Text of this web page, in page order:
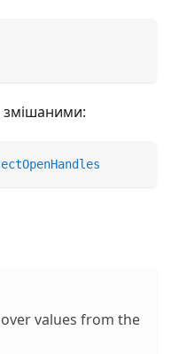
змішаними:
values from the